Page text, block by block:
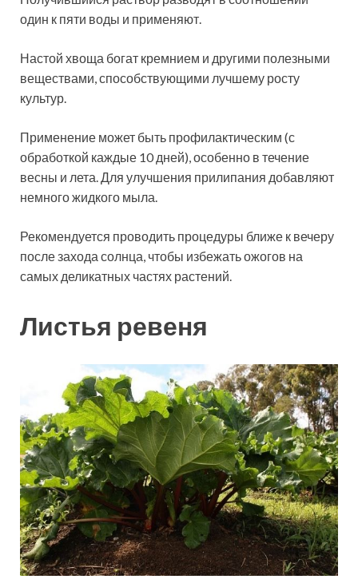
один к пяти воды и применяют.
Настой хвоща богат кремнием и другими полезными
веществами, способствующими лучшему росту
культур.
Применение может быть профилактическим (с
обработкой каждые 10 дней), особенно в течение
весны и лета. Для улучшения прилипания добавляют
немного жидкого мыла.
Рекомендуется проводить процедуры ближе к вечеру
после захода солнца, чтобы избежать ожогов на
самых деликатных частях растений.
Листья ревеня